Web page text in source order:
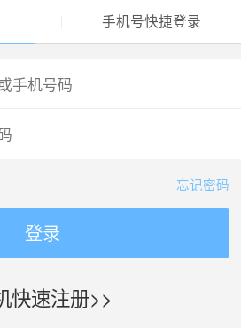
手机号快捷登录
忘记密码
登录
快速注册>>